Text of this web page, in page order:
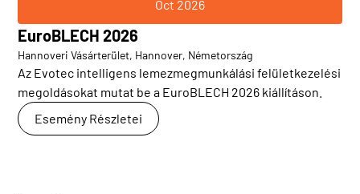
Oct 2026
EuroBLECH 2026
Hannoveri Vásárterület, Hannover, Németország
Az Evotec intelligens lemezmegmunkálási felületkezelési
megoldásokat mutat be a EuroBLECH 2026 kiállításon.
Esemény Részletei